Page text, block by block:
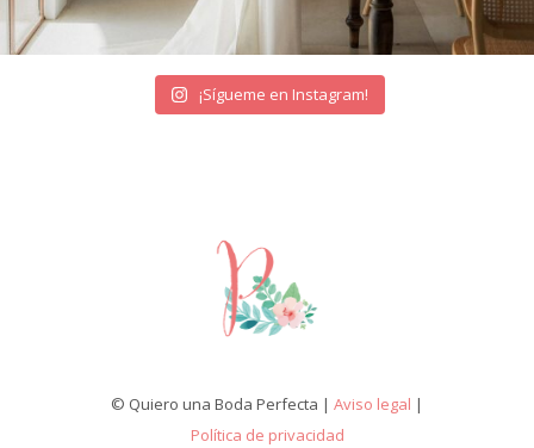
¡Sígueme en Instagram!
© Quiero una Boda Perfecta | Aviso legal |
Política de privacidad